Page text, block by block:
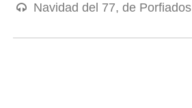
Navidad del 77, de Porfiados